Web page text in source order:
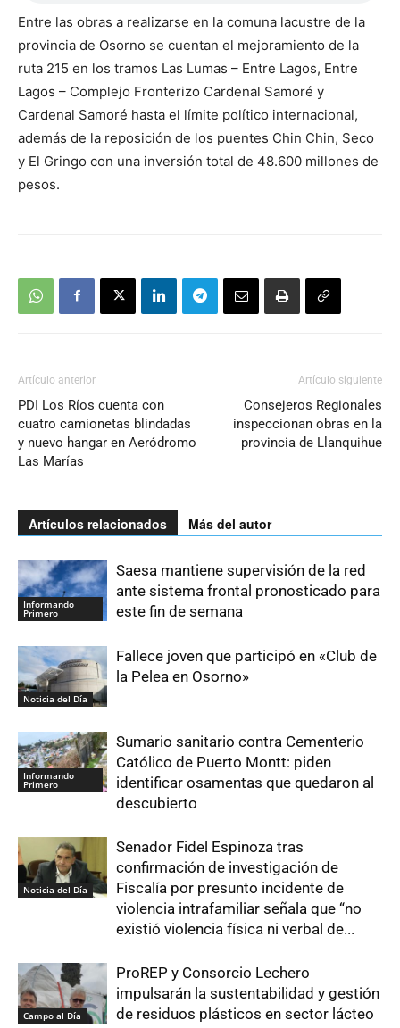
Entre las obras a realizarse en la comuna lacustre de la
provincia de Osorno se cuentan el mejoramiento de la
ruta 215 en los tramos Las Lumas – Entre Lagos, Entre
Lagos – Complejo Fronterizo Cardenal Samoré y
Cardenal Samoré hasta el límite político internacional,
además de la reposición de los puentes Chin Chin, Seco
y El Gringo con una inversión total de 48.600 millones de
pesos.
Artículo anterior
PDI Los Ríos cuenta con
cuatro camionetas blindadas
y nuevo hangar en Aeródromo
Las Marías
Artículo siguiente
Consejeros Regionales
inspeccionan obras en la
provincia de Llanquihue
Artículos relacionados Más del autor
Informando
Primero
Saesa mantiene supervisión de la red
ante sistema frontal pronosticado para
este fin de semana
Noticia del Día
Fallece joven que participó en «Club de
la Pelea en Osorno»
Informando
Primero
Sumario sanitario contra Cementerio
Católico de Puerto Montt: piden
identificar osamentas que quedaron al
descubierto
Noticia del Día
Senador Fidel Espinoza tras
confirmación de investigación de
Fiscalía por presunto incidente de
violencia intrafamiliar señala que “no
existió violencia física ni verbal de...
Campo al Día
ProREP y Consorcio Lechero
impulsarán la sustentabilidad y gestión
de residuos plásticos en sector lácteo